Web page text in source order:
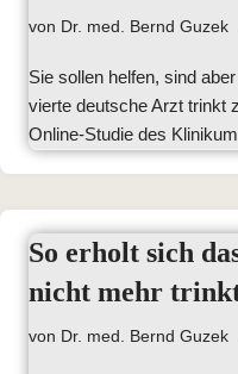
von Dr. med. Bernd Guzek
Sie sollen helfen, sind
vierte deutsche Arzt trinkt
Online-Studie des
So erholt sich
nicht mehr
von Dr. med. Bernd Guzek